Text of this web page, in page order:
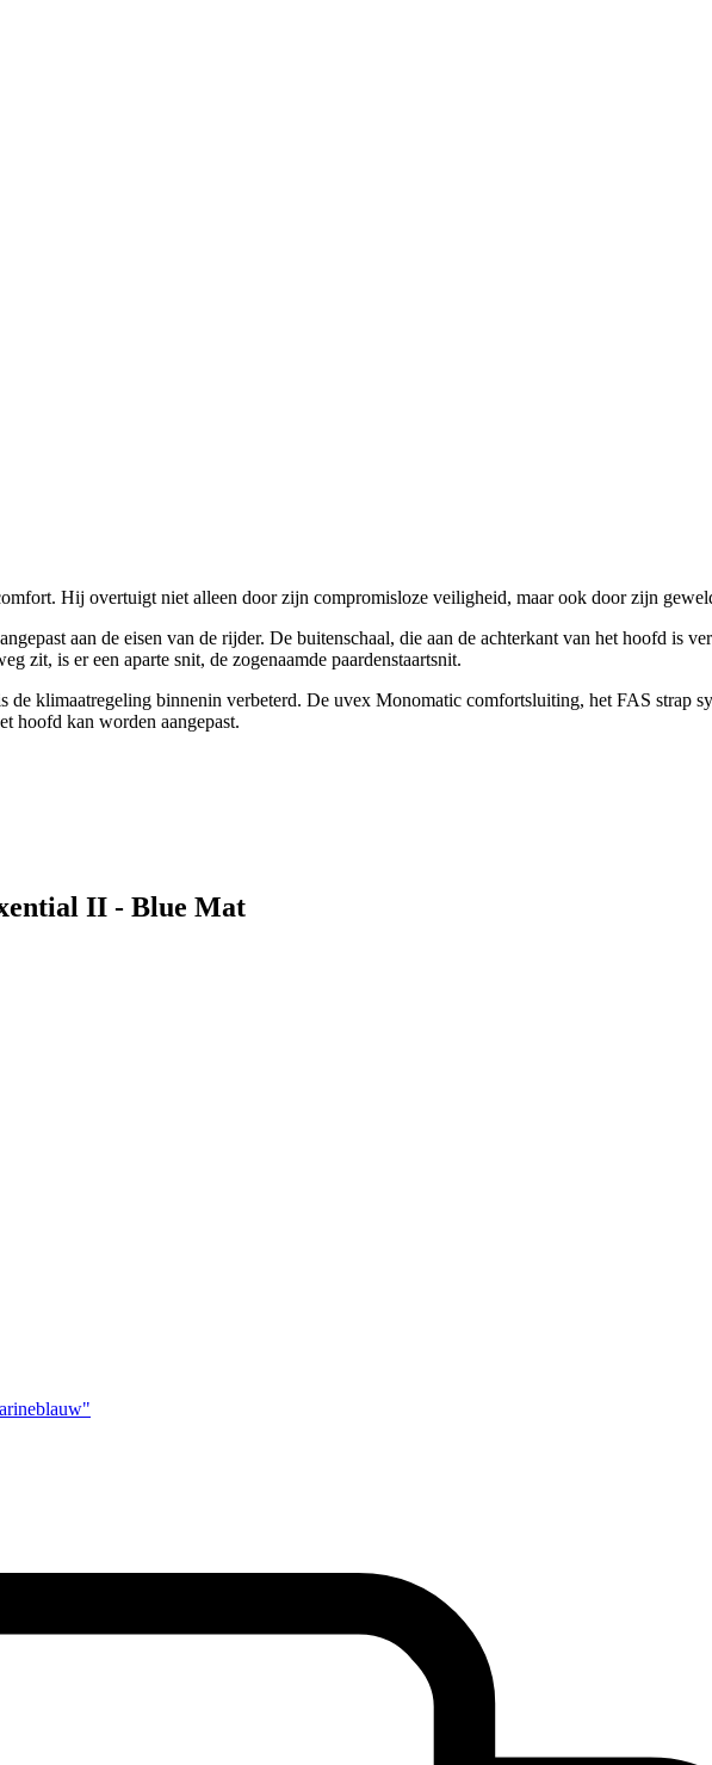
Hij overtuigt niet alleen door zijn compromisloze veiligheid, maar ook door zijn
aan de eisen van de rijder. De buitenschaal, die aan de achterkant van het hoofd is
zit, is er een aparte snit, de zogenaamde paardenstaartsnit.
klimaatregeling binnenin verbeterd. De uvex Monomatic comfortsluiting, het FAS strap
hoofd kan worden aangepast.
II - Blue Mat